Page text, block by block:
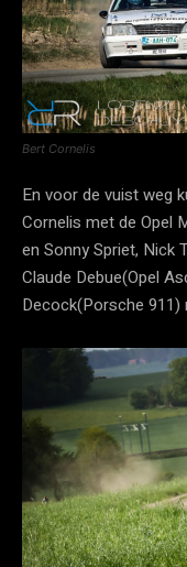
Bert Cornelis
En voor de vuist weg
Cornelis met de Opel
en Sonny Spriet, Nick
Claude Debue(Opel
Decock(Porsche 911)